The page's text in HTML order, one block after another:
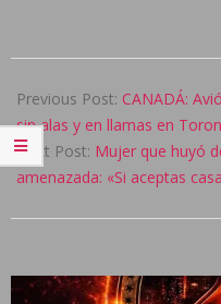
02-
20
Previous Post: CANADÁ:
sin alas y en llamas en
Next Post: Mujer que huyó
amenazada: «Si aceptas